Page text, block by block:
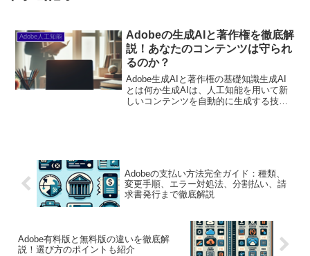
Adobe人工知能
Adobeの生成AIと著作権を徹底解
説！あなたのコンテンツは守られ
るのか？
Adobe生成AIと著作権の基礎知識生成AI
とは何か生成AIは、人工知能を用いて新
しいコンテンツを自動的に生成する技術
Adobeの支払い方法完全ガイド：種類、
変更手順、エラー対処法、分割払い、請
求書発行まで徹底解説
Adobe有料版と無料版の違いを徹底解
説！選び方のポイントも紹介